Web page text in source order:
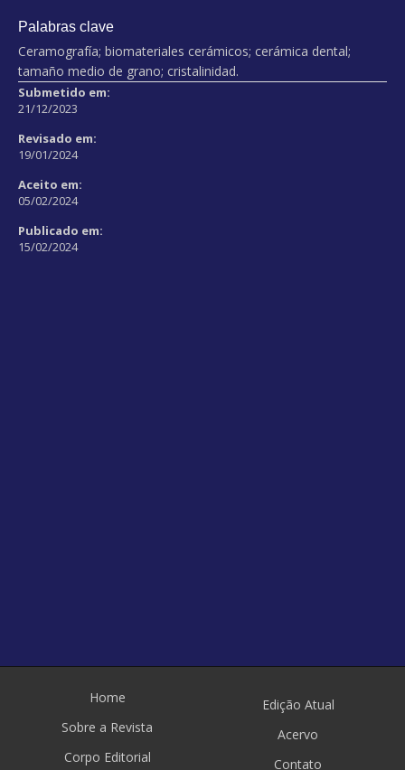
Palabras clave
Ceramografía; biomateriales cerámicos; cerámica dental;
tamaño medio de grano; cristalinidad.
Submetido em:
21/12/2023
Revisado em:
19/01/2024
Aceito em:
05/02/2024
Publicado em:
15/02/2024
Home
Sobre a Revista
Corpo Editorial
Edição Atual
Acervo
Contato